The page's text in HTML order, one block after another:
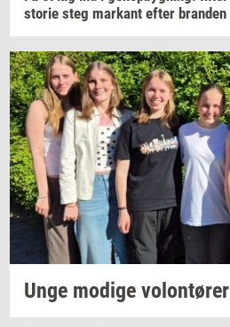
sto­rie steg mar­kant efter bran­den
Unge mo­di­ge vo­lontø­rer